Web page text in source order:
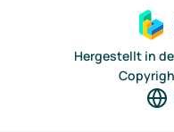
Hergestellt in